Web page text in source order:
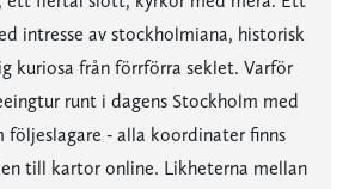
intresse av stockholmiana, historisk
kuriosa från förrförra seklet. Varför
runt i dagens Stockholm med
följeslagare - alla koordinater finns
till kartor online. Likheterna mellan